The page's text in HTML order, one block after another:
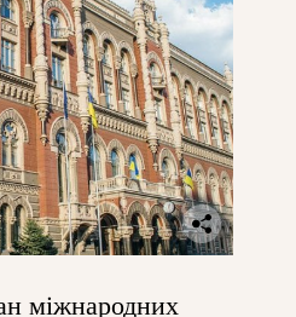
міжнародних